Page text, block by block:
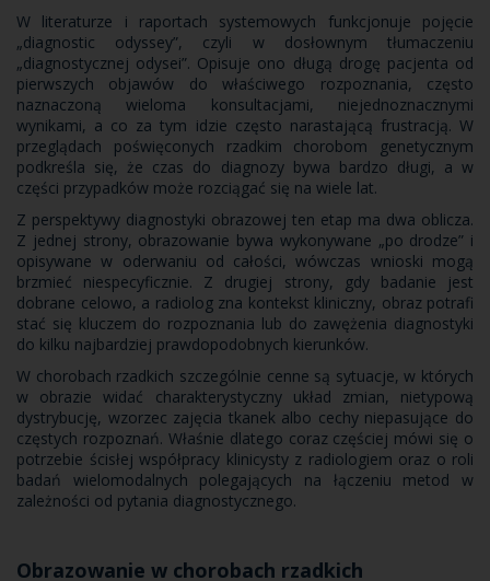
W literaturze i raportach systemowych funkcjonuje pojęcie
„diagnostic odyssey”, czyli w dosłownym tłumaczeniu
„diagnostycznej odysei”. Opisuje ono długą drogę pacjenta od
pierwszych objawów do właściwego rozpoznania, często
naznaczoną wieloma konsultacjami, niejednoznacznymi
wynikami, a co za tym idzie często narastającą frustracją. W
przeglądach poświęconych rzadkim chorobom genetycznym
podkreśla się, że czas do diagnozy bywa bardzo długi, a w
części przypadków może rozciągać się na wiele lat.
Z perspektywy diagnostyki obrazowej ten etap ma dwa oblicza.
Z jednej strony, obrazowanie bywa wykonywane „po drodze” i
opisywane w oderwaniu od całości, wówczas wnioski mogą
brzmieć niespecyficznie. Z drugiej strony, gdy badanie jest
dobrane celowo, a radiolog zna kontekst kliniczny, obraz potrafi
stać się kluczem do rozpoznania lub do zawężenia diagnostyki
do kilku najbardziej prawdopodobnych kierunków.
W chorobach rzadkich szczególnie cenne są sytuacje, w których
w obrazie widać charakterystyczny układ zmian, nietypową
dystrybucję, wzorzec zajęcia tkanek albo cechy niepasujące do
częstych rozpoznań. Właśnie dlatego coraz częściej mówi się o
potrzebie ścisłej współpracy klinicysty z radiologiem oraz o roli
badań wielomodalnych polegających na łączeniu metod w
zależności od pytania diagnostycznego.
Obrazowanie w chorobach rzadkich